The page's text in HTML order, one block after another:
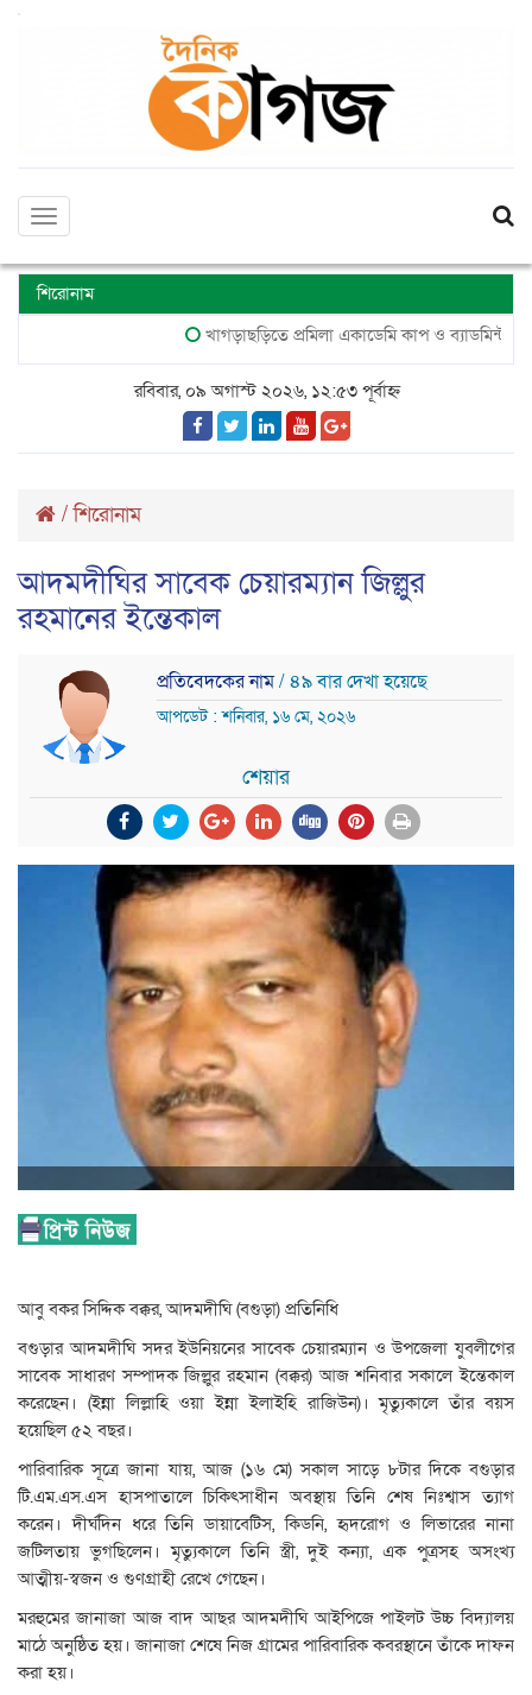
Toggle
শিরোনাম
খাগড়াছড়িতে প্রমিলা একাডেমি কাপ ও ব্যাডমিন্টন
রবিবার, ০৯ অগাস্ট ২০২৬, ১২:৫৩ পূর্বাহ্ন
/শিরোনাম
আদমদীঘির সাবেক চেয়ারম্যান জিল্লুর
রহমানের ইন্তেকাল
প্রতিবেদকের নাম/ ৪৯ বার দেখা হয়েছে
আপডেট : শনিবার, ১৬ মে, ২০২৬
শেয়ার
আবু বকর সিদ্দিক বক্কর, আদমদীঘি (বগুড়া) প্রতিনিধি
বগুড়ার আদমদীঘি সদর ইউনিয়নের সাবেক চেয়ারম্যান ও উপজেলা যুবলীগের
সাবেক সাধারণ সম্পাদক জিল্লুর রহমান (বক্কর) আজ শনিবার সকালে ইন্তেকাল
করেছেন। (ইন্না লিল্লাহি ওয়া ইন্না ইলাইহি রাজিউন)। মৃত্যুকালে তাঁর বয়স
হয়েছিল ৫২ বছর।
পারিবারিক সূত্রে জানা যায়, আজ (১৬ মে) সকাল সাড়ে ৮টার দিকে বগুড়ার
টি.এম.এস.এস হাসপাতালে চিকিৎসাধীন অবস্থায় তিনি শেষ নিঃশ্বাস ত্যাগ
করেন। দীর্ঘদিন ধরে তিনি ডায়াবেটিস, কিডনি, হৃদরোগ ও লিভারের নানা
জটিলতায় ভুগছিলেন। মৃত্যুকালে তিনি স্ত্রী, দুই কন্যা, এক পুত্রসহ অসংখ্য
আত্মীয়-স্বজন ও গুণগ্রাহী রেখে গেছেন।
মরহুমের জানাজা আজ বাদ আছর আদমদীঘি আইপিজে পাইলট উচ্চ বিদ্যালয়
মাঠে অনুষ্ঠিত হয়। জানাজা শেষে নিজ গ্রামের পারিবারিক কবরস্থানে তাঁকে দাফন
করা হয়।